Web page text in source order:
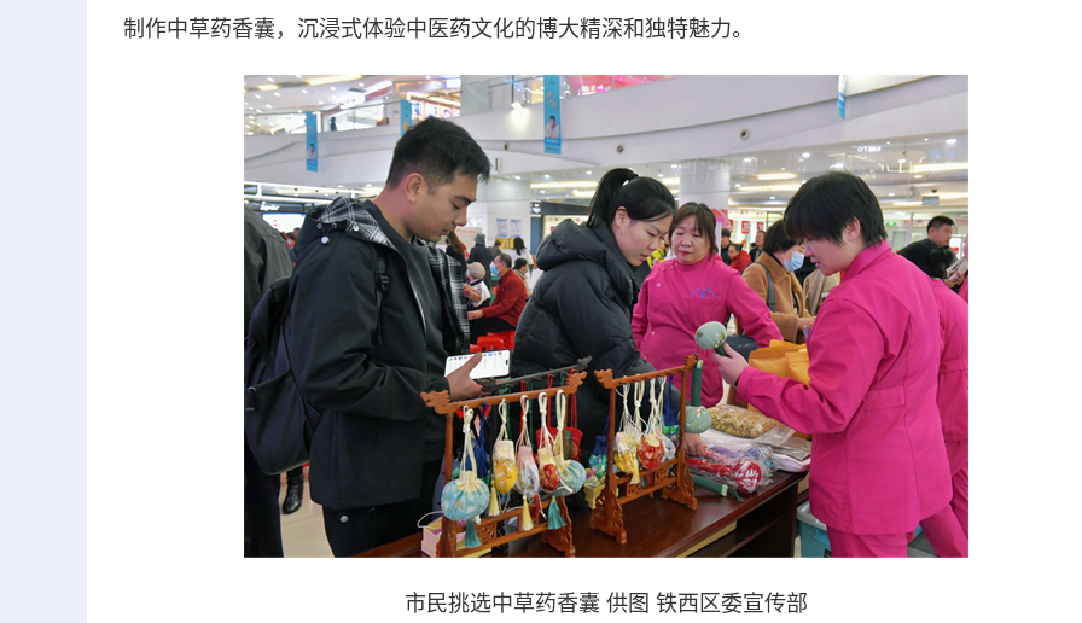
制作中草药香囊，沉浸式体验中医药文化的博大精深和独特魅力。
市民挑选中草药香囊 供图 铁西区委宣传部